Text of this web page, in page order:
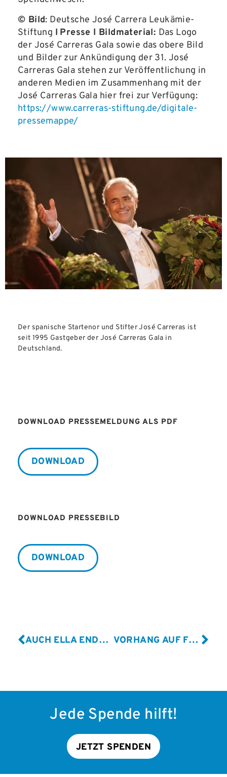
© Bild: Deutsche José Carrera Leukämie-
Stiftung I Presse I Bildmaterial: Das Logo
der José Carreras Gala sowie das obere Bild
und Bilder zur Ankündigung der 31. José
Carreras Gala stehen zur Veröffentlichung in
anderen Medien im Zusammenhang mit der
José Carreras Gala hier frei zur Verfügung:
https://www.carreras-stiftung.de/digitale-
pressemappe/
Der spanische Startenor und Stifter José Carreras ist
seit 1995 Gastgeber der José Carreras Gala in
Deutschland.
DOWNLOAD PRESSEMELDUNG ALS PDF
DOWNLOAD
DOWNLOAD PRESSEBILD
DOWNLOAD
AUCH ELLA ENDLICH, ROLANDO VILLAZÓN UND ALVARO SOLER KOMMEN NACH LEIPZIG VORHANG AUF FÜR DIE 31. JOSÉ CARRERAS GALA
Jede Spende hilft!
JETZT SPENDEN